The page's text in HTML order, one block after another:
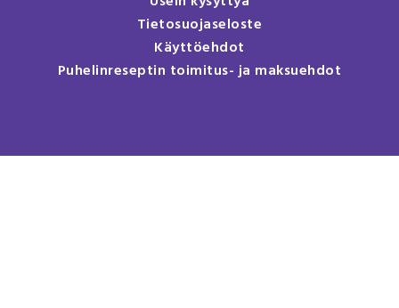
Tietosuojaseloste
Käyttöehdot
Puhelinreseptin toimitus- ja maksuehdot